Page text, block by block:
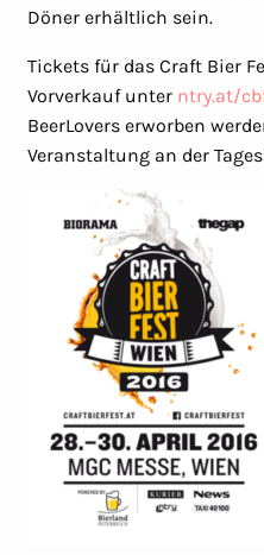
Döner erhältlich sein.
Tickets für das Craft Bier
Vorverkauf unter ntry.at/
BeerLovers erworben
Veranstaltung an der